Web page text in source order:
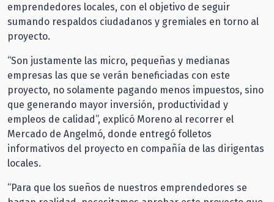
emprendedores locales, con el objetivo de seguir
sumando respaldos ciudadanos y gremiales en torno al
proyecto.
“Son justamente las micro, pequeñas y medianas
empresas las que se verán beneficiadas con este
proyecto, no solamente pagando menos impuestos, sino
que generando mayor inversión, productividad y
empleos de calidad”, explicó Moreno al recorrer el
Mercado de Angelmó, donde entregó folletos
informativos del proyecto en compañía de las dirigentas
locales.
“Para que los sueños de nuestros emprendedores se